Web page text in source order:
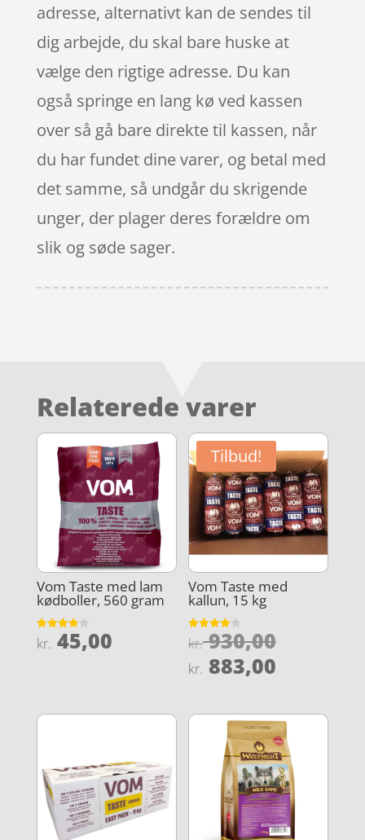
adresse, alternativt kan de sendes til
dig arbejde, du skal bare huske at
vælge den rigtige adresse. Du kan
også springe en lang kø ved kassen
over så gå bare direkte til kassen, når
du har fundet dine varer, og betal med
det samme, så undgår du skrigende
unger, der plager deres forældre om
slik og søde sager.
Relaterede varer
Vom Taste med lam
kødboller, 560 gram
Vurderet
3.9
kr. 45,00
Tilbud!
Vom Taste med
kallun, 15 kg
Vurderet
4
kr.930,00Den
kr.
kr. 883,00
pris
er:
kr.